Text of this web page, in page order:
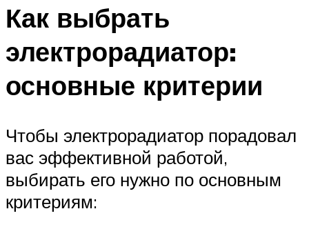
Как выбрать
электрорадиатор:
основные критерии
Чтобы электрорадиатор порадовал
вас эффективной работой,
выбирать его нужно по основным
критериям: